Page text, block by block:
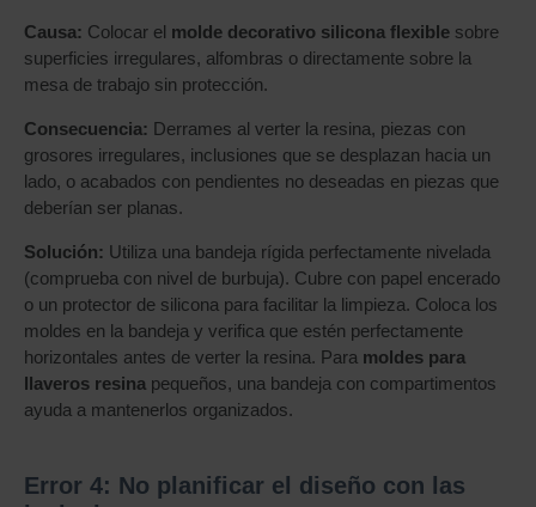
Causa: Colocar el molde decorativo silicona flexible sobre
superficies irregulares, alfombras o directamente sobre la
mesa de trabajo sin protección.
Consecuencia: Derrames al verter la resina, piezas con
grosores irregulares, inclusiones que se desplazan hacia un
lado, o acabados con pendientes no deseadas en piezas que
deberían ser planas.
Solución: Utiliza una bandeja rígida perfectamente nivelada
(comprueba con nivel de burbuja). Cubre con papel encerado
o un protector de silicona para facilitar la limpieza. Coloca los
moldes en la bandeja y verifica que estén perfectamente
horizontales antes de verter la resina. Para moldes para
llaveros resina pequeños, una bandeja con compartimentos
ayuda a mantenerlos organizados.
Error 4: No planificar el diseño con las